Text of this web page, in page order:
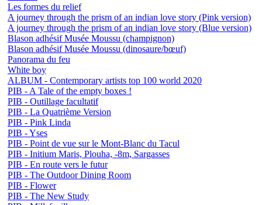
Les formes du relief
A journey through the prism of an indian love story (Pink version)
A journey through the prism of an indian love story (Blue version)
Blason adhésif Musée Moussu (champignon)
Blason adhésif Musée Moussu (dinosaure/bœuf)
Panorama du feu
White boy
ALBUM - Contemporary artists top 100 world 2020
PIB - A Tale of the empty boxes !
PIB - Outillage facultatif
PIB - La Quatrième Version
PIB - Pink Linda
PIB - Yses
PIB - Point de vue sur le Mont-Blanc du Tacul
PIB - Initium Maris, Plouha, -8m, Sargasses
PIB - En route vers le futur
PIB - The Outdoor Dining Room
PIB - Flower
PIB - The New Study